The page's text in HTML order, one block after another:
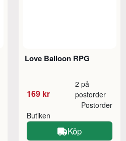
Love Balloon RPG
169 kr
2 på
postorder
Butiken
Postorder
Köp